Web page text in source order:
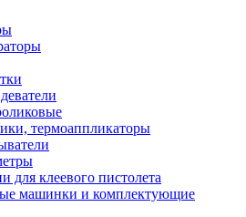
термоаппликаторы
для клеевого пистолета
машинки и комплектующие